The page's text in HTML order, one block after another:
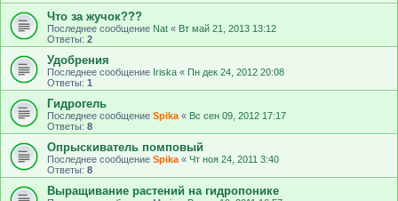
Что за жучок???
Последнее сообщение Nat « Вт май 21, 2013 13:12
Ответы: 2
Удобрения
Последнее сообщение Iriska « Пн дек 24, 2012 20:08
Ответы: 1
Гидрогель
Последнее сообщение Spika « Вс сен 09, 2012 17:17
Ответы: 8
Опрыскиватель помповый
Последнее сообщение Spika « Чт ноя 24, 2011 3:40
Ответы: 8
Выращивание растений на гидропонике